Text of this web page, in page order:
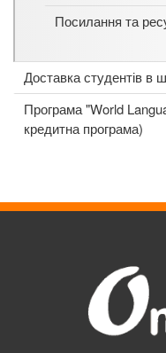
Посилання та
Доставка студентів в
Програма "World
кредитна програма)